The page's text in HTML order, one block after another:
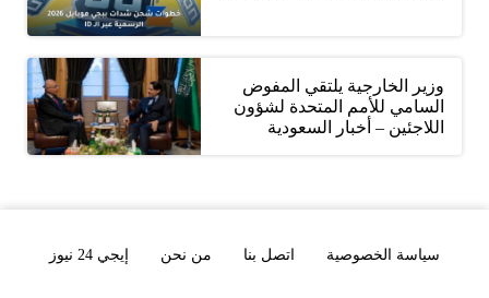
وزير الخارجية يلتقي المفوض
السامي للأمم المتحدة لشؤون
اللاجئين – أخبار السعودية
سياسة الخصوصية اتصل بنا من نحن إيجي 24 نيوز